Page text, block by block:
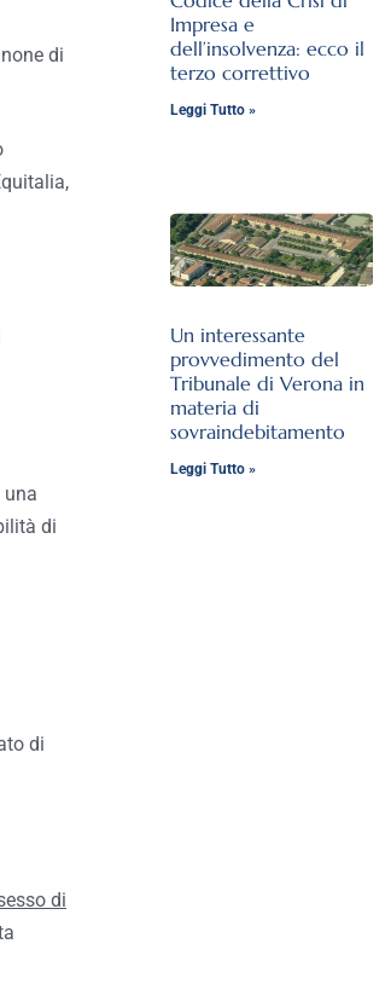
di
di
di
di
Impresa e
dell’insolvenza: ecco il
terzo correttivo
Leggi Tutto »
Un interessante
provvedimento del
Tribunale di Verona in
materia di
sovraindebitamento
Leggi Tutto »